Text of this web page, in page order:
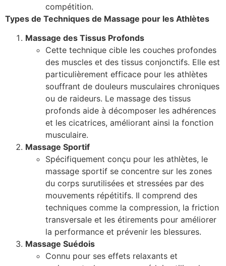
compétition.
Types de Techniques de Massage pour les Athlètes
Massage des Tissus Profonds
Cette technique cible les couches profondes
des muscles et des tissus conjonctifs. Elle est
particulièrement efficace pour les athlètes
souffrant de douleurs musculaires chroniques
ou de raideurs. Le massage des tissus
profonds aide à décomposer les adhérences
et les cicatrices, améliorant ainsi la fonction
musculaire.
Massage Sportif
Spécifiquement conçu pour les athlètes, le
massage sportif se concentre sur les zones
du corps surutilisées et stressées par des
mouvements répétitifs. Il comprend des
techniques comme la compression, la friction
transversale et les étirements pour améliorer
la performance et prévenir les blessures.
Massage Suédois
Connu pour ses effets relaxants et